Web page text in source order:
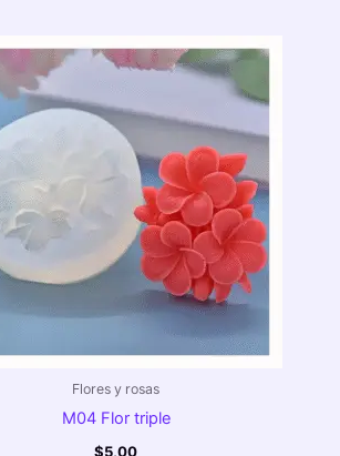
Flores y rosas
M04 Flor triple
$5,00